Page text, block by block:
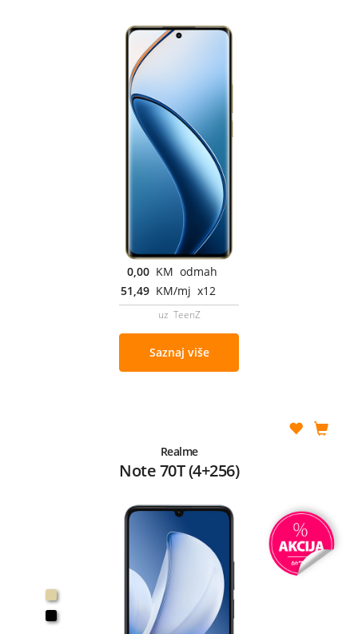
0,00 KM odmah
51,49 KM/mj x12
uz TeenZ
Saznaj više
Realme
Note 70T (4+256)